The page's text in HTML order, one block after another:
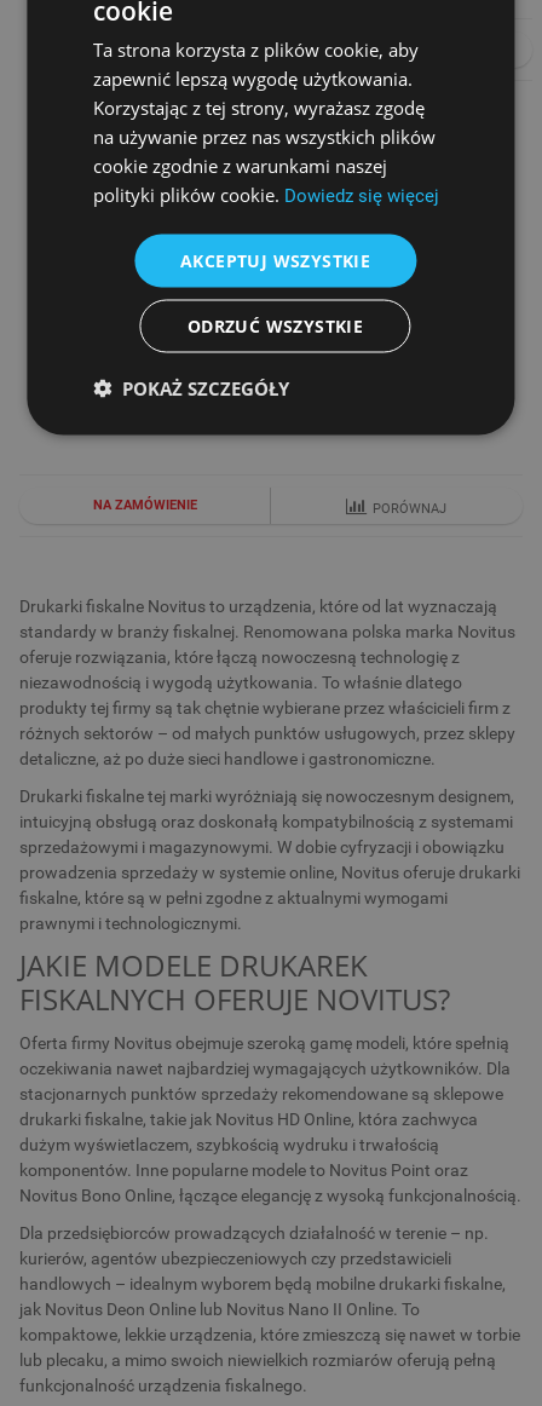
DO KOSZYKA PORÓWNAJ
DRUKARKA FISKALNA NOVITUS HD II ONLINE APTEKA
Cena netto
3 190,00 zł
NA ZAMÓWIENIE PORÓWNAJ
Drukarki fiskalne Novitus to urządzenia, które od lat wyznaczają
standardy w branży fiskalnej. Renomowana polska marka Novitus
oferuje rozwiązania, które łączą nowoczesną technologię z
niezawodnością i wygodą użytkowania. To właśnie dlatego
produkty tej firmy są tak chętnie wybierane przez właścicieli firm z
różnych sektorów – od małych punktów usługowych, przez sklepy
detaliczne, aż po duże sieci handlowe i gastronomiczne.
Drukarki fiskalne tej marki wyróżniają się nowoczesnym designem,
intuicyjną obsługą oraz doskonałą kompatybilnością z systemami
sprzedażowymi i magazynowymi. W dobie cyfryzacji i obowiązku
prowadzenia sprzedaży w systemie online, Novitus oferuje drukarki
fiskalne, które są w pełni zgodne z aktualnymi wymogami
prawnymi i technologicznymi.
JAKIE MODELE DRUKAREK
FISKALNYCH OFERUJE NOVITUS?
Oferta firmy Novitus obejmuje szeroką gamę modeli, które spełnią
oczekiwania nawet najbardziej wymagających użytkowników. Dla
stacjonarnych punktów sprzedaży rekomendowane są sklepowe
drukarki fiskalne, takie jak Novitus HD Online, która zachwyca
dużym wyświetlaczem, szybkością wydruku i trwałością
komponentów. Inne popularne modele to Novitus Point oraz
Novitus Bono Online, łączące elegancję z wysoką funkcjonalnością.
Dla przedsiębiorców prowadzących działalność w terenie – np.
kurierów, agentów ubezpieczeniowych czy przedstawicieli
handlowych – idealnym wyborem będą mobilne drukarki fiskalne,
jak Novitus Deon Online lub Novitus Nano II Online. To
kompaktowe, lekkie urządzenia, które zmieszczą się nawet w torbie
lub plecaku, a mimo swoich niewielkich rozmiarów oferują pełną
funkcjonalność urządzenia fiskalnego.
cookie
Ta strona korzysta z plików cookie, aby
zapewnić lepszą wygodę użytkowania.
Korzystając z tej strony, wyrażasz zgodę
na używanie przez nas wszystkich plików
cookie zgodnie z warunkami naszej
polityki plików cookie. Dowiedz się więcej
AKCEPTUJ WSZYSTKIE
ODRZUĆ WSZYSTKIE
POKAŻ SZCZEGÓŁY